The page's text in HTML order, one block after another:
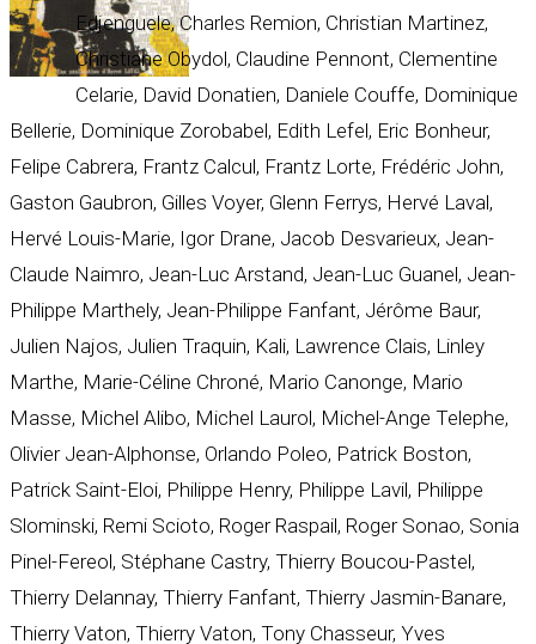
Edjenguele, Charles Remion, Christian Martinez,
Christiane Obydol, Claudine Pennont, Clementine
Celarie, David Donatien, Daniele Couffe, Dominique
Bellerie, Dominique Zorobabel, Edith Lefel, Eric Bonheur,
Felipe Cabrera, Frantz Calcul, Frantz Lorte, Frédéric John,
Gaston Gaubron, Gilles Voyer, Glenn Ferrys, Hervé Laval,
Hervé Louis-Marie, Igor Drane, Jacob Desvarieux, Jean-
Claude Naimro, Jean-Luc Arstand, Jean-Luc Guanel, Jean-
Philippe Marthely, Jean-Philippe Fanfant, Jérôme Baur,
Julien Najos, Julien Traquin, Kali, Lawrence Clais, Linley
Marthe, Marie-Céline Chroné, Mario Canonge, Mario
Masse, Michel Alibo, Michel Laurol, Michel-Ange Telephe,
Olivier Jean-Alphonse, Orlando Poleo, Patrick Boston,
Patrick Saint-Eloi, Philippe Henry, Philippe Lavil, Philippe
Slominski, Remi Scioto, Roger Raspail, Roger Sonao, Sonia
Pinel-Fereol, Stéphane Castry, Thierry Boucou-Pastel,
Thierry Delannay, Thierry Fanfant, Thierry Jasmin-Banare,
Thierry Vaton, Thierry Vaton, Tony Chasseur, Yves